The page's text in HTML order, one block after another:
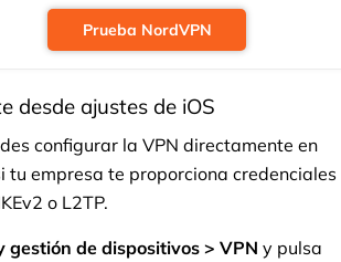
Prueba NordVPN
desde ajustes de iOS
configurar la VPN directamente en
tu empresa te proporciona credenciales
o L2TP.
gestión de dispositivos > VPN y pulsa